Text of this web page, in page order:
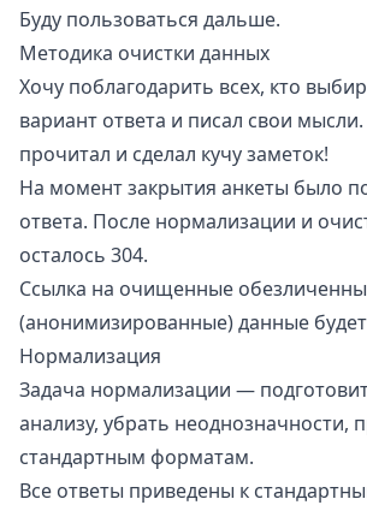
Буду пользоваться дальше.
Методика очистки данных
Хочу поблагодарить всех, кто
вариант ответа и писал свои мысли.
прочитал и сделал кучу заметок!
На момент закрытия анкеты было
ответа. После нормализации и
осталось 304.
Ссылка на очищенные
(анонимизированные) данные
Нормализация
Задача нормализации —
анализу, убрать неоднозначности,
стандартным форматам.
Все ответы приведены к